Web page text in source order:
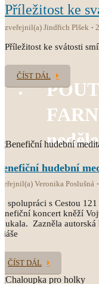
Příležitost ke
zveřejnil(a) Jindřich Plšek
Příležitost ke svátosti
ČÍST DÁL
hudební
Veronika Poslušná
spolupráci s Cestou
koncert kněží
Zazněla
ČÍST DÁL